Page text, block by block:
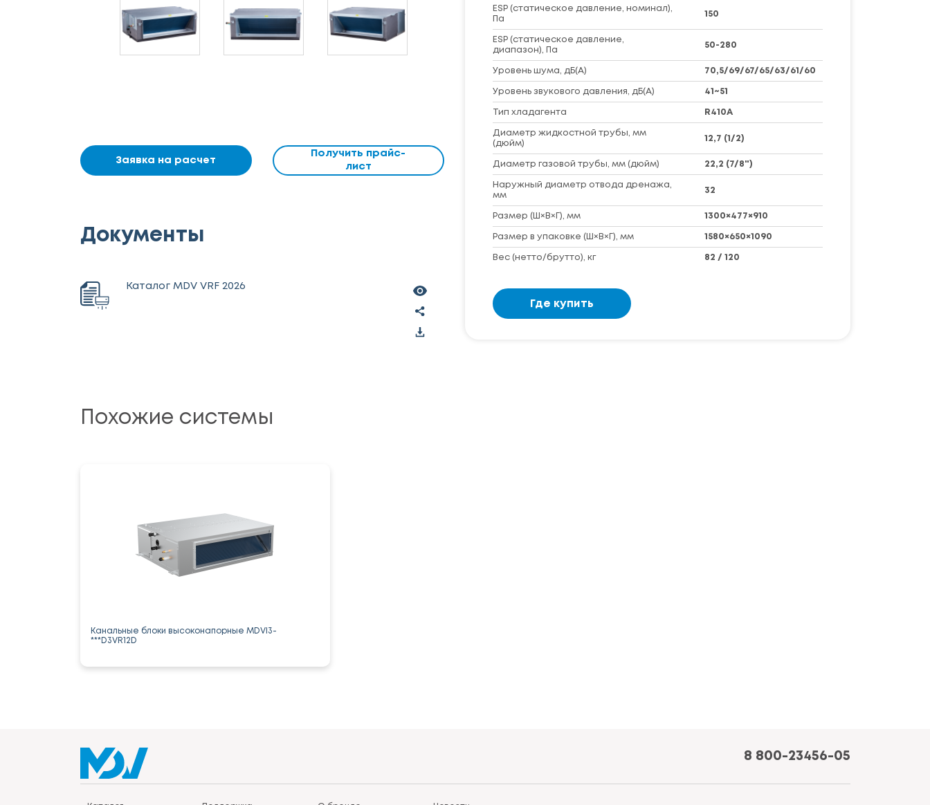
Заявка на расчет
Получить прайс-
лист
ESP (статическое давление, номинал),
Па
150
ESP (статическое давление,
диапазон), Па
50-280
Уровень шума, дБ(A) 70,5/69/67/65/63/61/60
Уровень звукового давления, дБ(А) 41~51
Тип хладагента R410A
Диаметр жидкостной трубы, мм
(дюйм)
12,7 (1/2)
Диаметр газовой трубы, мм (дюйм) 22,2 (7/8")
Наружный диаметр отвода дренажа,
мм
32
Размер (Ш×В×Г), мм 1300×477×910
Размер в упаковке (Ш×В×Г), мм 1580×650×1090
Вес (нетто/брутто), кг 82 / 120
Где купить
Документы
Каталог MDV VRF 2026
Похожие системы
Канальные блоки высоконапорные MDVI3-
***D3VR12D
8 800-23456-05